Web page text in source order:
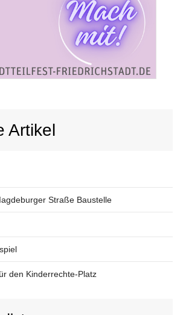
Artikel
Straße Baustelle
den Kinderrechte-Platz